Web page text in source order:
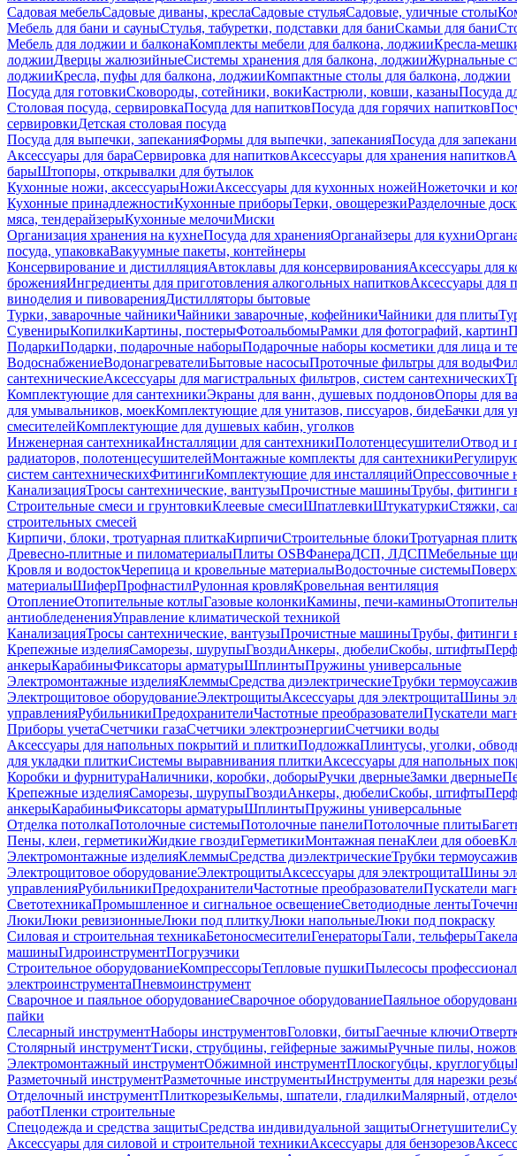
Садовая мебельСадовые диваны, креслаСадовые стульяСадовые, уличные столы
Мебель для бани и сауныСтулья, табуретки, подставки для баниСкамьи для бани
Мебель для лоджии и балконаКомплекты мебели для балкона, лоджииКресла-
лоджииДверцы жалюзийныеСистемы хранения для балкона, лоджииЖурнальные
лоджииКресла, пуфы для балкона, лоджииКомпактные столы для балкона, лоджии
Посуда для готовкиСковороды, сотейники, вокиКастрюли, ковши, казаныПосуда
Столовая посуда, сервировкаПосуда для напитковПосуда для горячих напитков
сервировкиДетская столовая посуда
Посуда для выпечки, запеканияФормы для выпечки, запеканияПосуда для
Аксессуары для бараСервировка для напитковАксессуары для хранения напитков
барыШтопоры, открывалки для бутылок
Кухонные ножи, аксессуарыНожиАксессуары для кухонных ножейНожеточки и
Кухонные принадлежностиКухонные приборыТерки, овощерезкиРазделочные
мяса, тендерайзерыКухонные мелочиМиски
Организация хранения на кухнеПосуда для храненияОрганайзеры для кухни
посуда, упаковкаВакуумные пакеты, контейнеры
Консервирование и дистилляцияАвтоклавы для консервированияАксессуары для
броженияИнгредиенты для приготовления алкогольных напитковАксессуары для
виноделия и пивоваренияДистилляторы бытовые
Турки, заварочные чайникиЧайники заварочные, кофейникиЧайники для плиты
СувенирыКопилкиКартины, постерыФотоальбомыРамки для фотографий, картин
ПодаркиПодарки, подарочные наборыПодарочные наборы косметики для лица и
ВодоснабжениеВодонагревателиБытовые насосыПроточные фильтры для воды
сантехническиеАксессуары для магистральных фильтров, систем сантехнических
Комплектующие для сантехникиЭкраны для ванн, душевых поддоновОпоры для
для умывальников, моекКомплектующие для унитазов, писсуаров, бидеБачки для
смесителейКомплектующие для душевых кабин, уголков
Инженерная сантехникаИнсталляции для сантехникиПолотенцесушителиОтвод и
радиаторов, полотенцесушителейМонтажные комплекты для сантехники
систем сантехническихФитингиКомплектующие для инсталляцийОпрессовочные
КанализацияТросы сантехнические, вантузыПрочистные машиныТрубы, фитинги
Строительные смеси и грунтовкиКлеевые смесиШпатлевкиШтукатуркиСтяжки,
строительных смесей
Кирпичи, блоки, тротуарная плиткаКирпичиСтроительные блокиТротуарная
Древесно-плитные и пиломатериалыПлиты OSBФанераДСП, ЛДСПМебельные
Кровля и водостокЧерепица и кровельные материалыВодосточные системы
материалыШиферПрофнастилРулонная кровляКровельная вентиляция
ОтоплениеОтопительные котлыГазовые колонкиКамины, печи-камины
антиобледененияУправление климатической техникой
КанализацияТросы сантехнические, вантузыПрочистные машиныТрубы, фитинги
Крепежные изделияСаморезы, шурупыГвоздиАнкеры, дюбелиСкобы, штифты
анкерыКарабиныФиксаторы арматурыШплинтыПружины универсальные
Электромонтажные изделияКлеммыСредства диэлектрическиеТрубки
Электрощитовое оборудованиеЭлектрощитыАксессуары для электрощитаШины
управленияРубильникиПредохранителиЧастотные преобразователиПускатели
Приборы учетаСчетчики газаСчетчики электроэнергииСчетчики воды
Аксессуары для напольных покрытий и плиткиПодложкаПлинтусы, уголки,
для укладки плиткиСистемы выравнивания плиткиАксессуары для напольных
Коробки и фурнитураНаличники, коробки, доборыРучки дверныеЗамки дверные
Крепежные изделияСаморезы, шурупыГвоздиАнкеры, дюбелиСкобы, штифты
анкерыКарабиныФиксаторы арматурыШплинтыПружины универсальные
Отделка потолкаПотолочные системыПотолочные панелиПотолочные плиты
Пены, клеи, герметикиЖидкие гвоздиГерметикиМонтажная пенаКлеи для обоев
Электромонтажные изделияКлеммыСредства диэлектрическиеТрубки
Электрощитовое оборудованиеЭлектрощитыАксессуары для электрощитаШины
управленияРубильникиПредохранителиЧастотные преобразователиПускатели
СветотехникаПромышленное и сигнальное освещениеСветодиодные ленты
ЛюкиЛюки ревизионныеЛюки под плиткуЛюки напольныеЛюки под покраску
Силовая и строительная техникаБетоносмесителиГенераторыТали, тельферы
машиныГидроинструментПогрузчики
Строительное оборудованиеКомпрессорыТепловые пушкиПылесосы
электроинструментаПневмоинструмент
Сварочное и паяльное оборудованиеСварочное оборудованиеПаяльное
пайки
Слесарный инструментНаборы инструментовГоловки, битыГаечные ключи
Столярный инструментТиски, струбцины, гейферные зажимыРучные пилы,
Электромонтажный инструментОбжимной инструментПлоскогубцы, круглогубцы
Разметочный инструментРазметочные инструментыИнструменты для нарезки
Отделочный инструментПлиткорезыКельмы, шпатели, гладилкиМалярный,
работПленки строительные
Спецодежда и средства защитыСредства индивидуальной защитыОгнетушители
Аксессуары для силовой и строительной техникиАксессуары для бензорезов